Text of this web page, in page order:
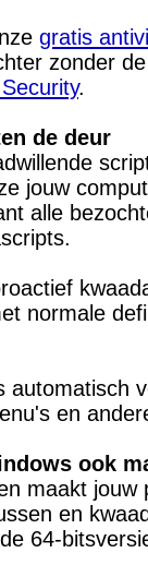
gratis
zonder
.
de deur
jouw
alle
normale
automatisch
en
ook
maakt jouw
en
64-